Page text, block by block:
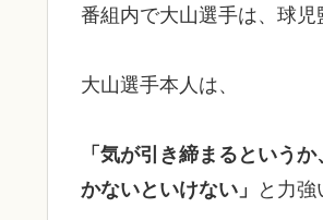
番組内で大山選手は、球児
​大山選手本人は、
「気が引き締まるという
かないといけない」
と力強